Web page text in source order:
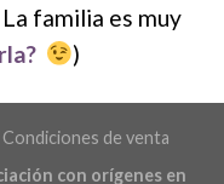
familia es muy
)
Condiciones de venta
con orígenes en